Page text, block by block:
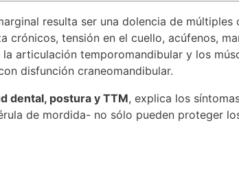
resulta ser una dolencia de múltiples
crónicos, tensión en el cuello, acúfenos,
articulación temporomandibular y los
disfunción craneomandibular.
dental, postura y TTM, explica los
de mordida- no sólo pueden proteger